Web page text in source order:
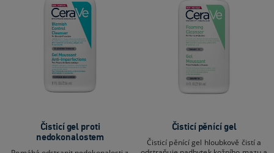
Čisticí gel proti
nedokonalostem
Čisticí pěnící gel
Čisticí pěnící gel hloubkově čistí a